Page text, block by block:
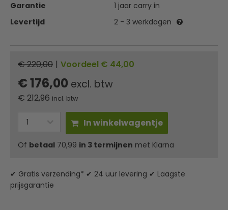
Garantie
1 jaar carry in
Levertijd
2 - 3 werkdagen
€ 220,00 | Voordeel € 44,00
€ 176,00 excl. btw
€ 212,96 incl. btw
In winkelwagentje
Of betaal 70,99 in 3 termijnen met Klarna
✔ Gratis verzending* ✔ 24 uur levering ✔ Laagste
prijsgarantie